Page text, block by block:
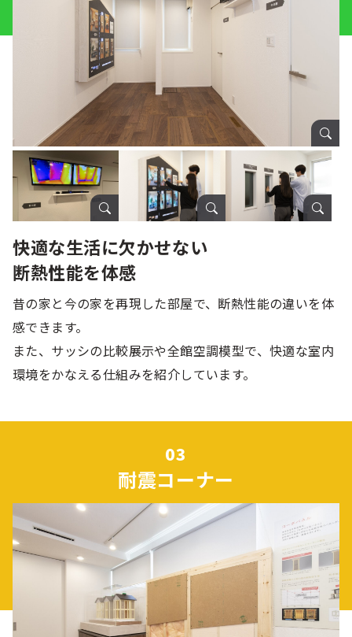
快適な生活に欠かせない
断熱性能を体感
昔の家と今の家を再現した部屋で、断熱性能の違いを体
感できます。
また、サッシの比較展示や全館空調模型で、快適な室内
環境をかなえる仕組みを紹介しています。
耐震コーナー